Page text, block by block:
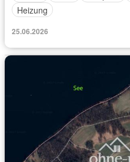
Heizung
25.06.2026